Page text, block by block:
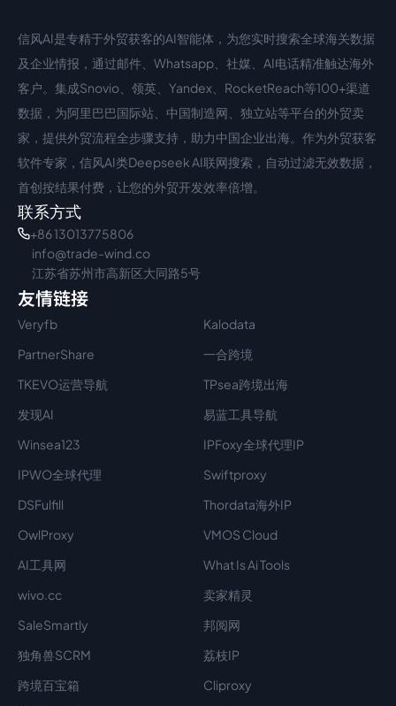
中文入口
信风AI是专精于外贸获客的AI智能体，为您实时搜索全球海关数据
及企业情报，通过邮件、Whatsapp、社媒、AI电话精准触达海外
客户。集成Snovio、领英、Yandex、RocketReach等100+渠道
数据，为阿里巴巴国际站、中国制造网、独立站等平台的外贸卖
家，提供外贸流程全步骤支持，助力中国企业出海。作为外贸获客
软件专家，信风AI类Deepseek AI联网搜索，自动过滤无效数据，
首创按结果付费，让您的外贸开发效率倍增。
联系方式
+86 13013775806
info@trade-wind.co
江苏省苏州市高新区大同路5号
友情链接
Veryfb
Kalodata
PartnerShare
一合跨境
TKEVO运营导航
TPsea跨境出海
发现AI
易蓝工具导航
Winsea123
IPFoxy全球代理IP
IPWO全球代理
Swiftproxy
DSFulfill
Thordata海外IP
OwlProxy
VMOS Cloud
AI工具网
What Is Ai Tools
wivo.cc
卖家精灵
SaleSmartly
邦阅网
独角兽SCRM
荔枝IP
跨境百宝箱
Cliproxy